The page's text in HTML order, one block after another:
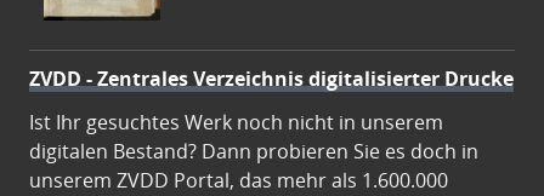
ZVDD - Zentrales Verzeichnis digitalisierter Drucke
Ist Ihr gesuchtes Werk noch nicht in unserem
digitalen Bestand? Dann probieren Sie es doch in
unserem ZVDD Portal, das mehr als 1.600.000